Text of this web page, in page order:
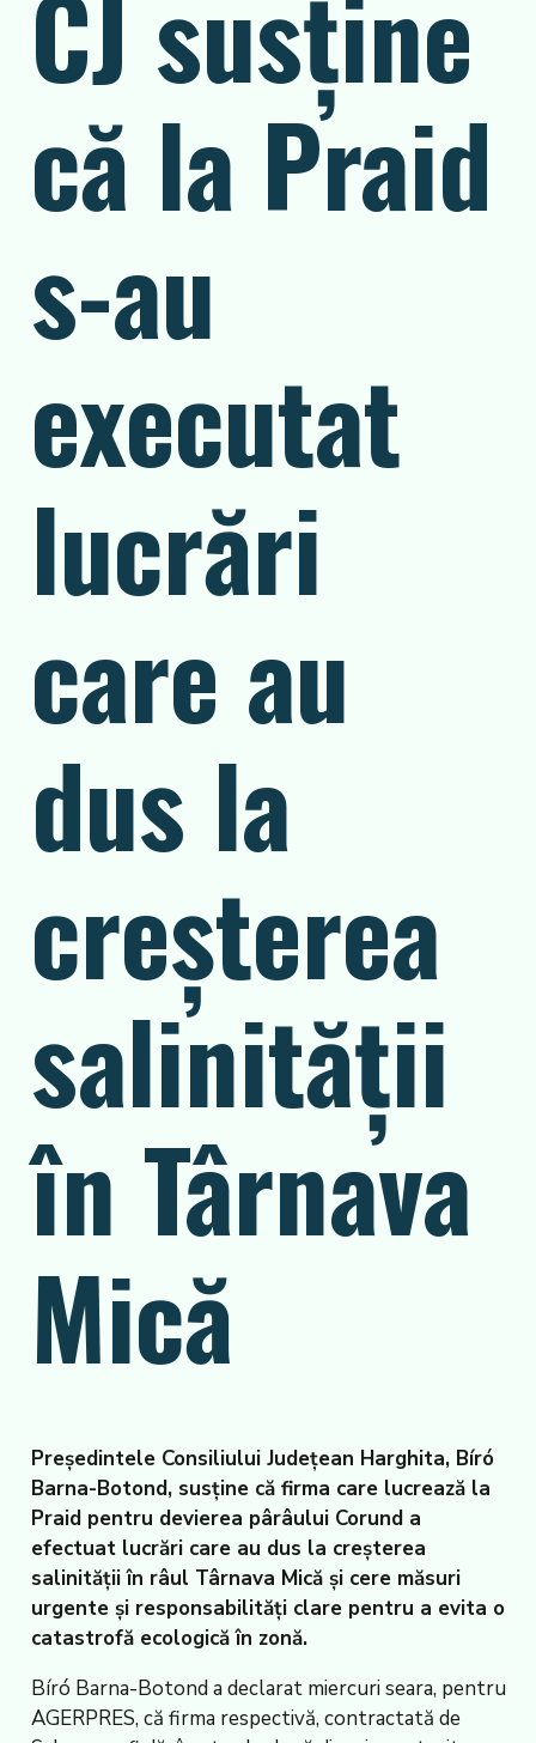
CJ susține
că la Praid
s-au
executat
lucrări
care au
dus la
creșterea
salinității
în Târnava
Mică
Președintele Consiliului Județean Harghita, Bíró
Barna-Botond, susține că firma care lucrează la
Praid pentru devierea pârâului Corund a
efectuat lucrări care au dus la creșterea
salinității în râul Târnava Mică și cere măsuri
urgente și responsabilități clare pentru a evita o
catastrofă ecologică în zonă.
Bíró Barna-Botond a declarat miercuri seara, pentru
AGERPRES, că firma respectivă, contractată de